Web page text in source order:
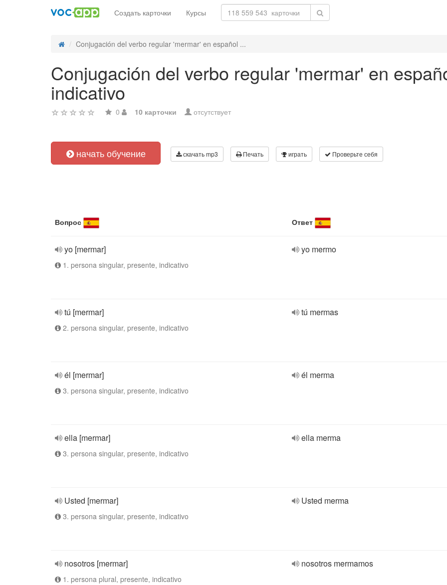
Создать карточки Курсы
Conjugación del verbo regular 'mermar' en español ...
Conjugación del verbo regular 'mermar' en
indicativo
0 10 карточки отсутствует
начать обучение скачать mp3 Печать играть Проверьте себя
Вопрос Ответ
yo [mermar]
1. persona singular, presente, indicativo
yo mermo
tú [mermar]
2. persona singular, presente, indicativo
tú mermas
él [mermar]
3. persona singular, presente, indicativo
él merma
ella [mermar]
3. persona singular, presente, indicativo
ella merma
Usted [mermar]
3. persona singular, presente, indicativo
Usted merma
nosotros [mermar]
1. persona plural, presente, indicativo
nosotros mermamos